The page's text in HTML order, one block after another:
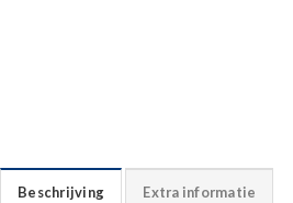
Beschrijving Extra informatie